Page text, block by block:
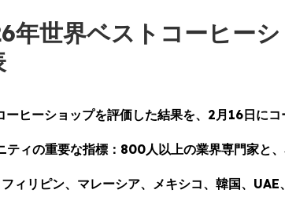
年世界ベストコーヒー
ーヒーショップを評価した結果を、 2月16日にコ
ィの重要な指標： 800人以上の業界専門家と、
ィリピン、マレーシア、メキシコ、韓国、 UAE